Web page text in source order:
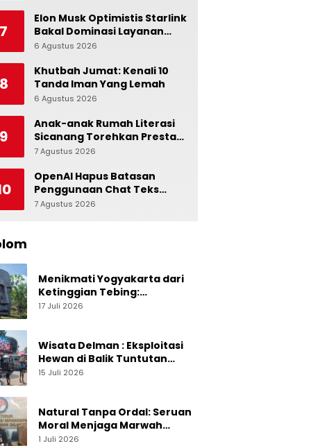
7
Elon Musk Optimistis Starlink
Bakal Dominasi Layanan
Internet Global
6 Agustus 2026
8
Khutbah Jumat: Kenali 10
Tanda Iman Yang Lemah
6 Agustus 2026
9
Anak-anak Rumah Literasi
Sicanang Torehkan Prestasi
pada Peringatan Hari Anak
Medan Belawan
7 Agustus 2026
OpenAI Hapus Batasan
Penggunaan Chat Teks
untuk Akun Gratis ChatGPT
7 Agustus 2026
Menikmati Yogyakarta dari
Ketinggian Tebing:
Menelusuri Pesona On The
17 Juli 2026
Wisata Delman : Eksploitasi
Hewan di Balik Tuntutan
Perut Kusir
15 Juli 2026
Natural Tanpa Ordal: Seruan
Moral Menjaga Marwah
Perguruan Tinggi
1 Juli 2026